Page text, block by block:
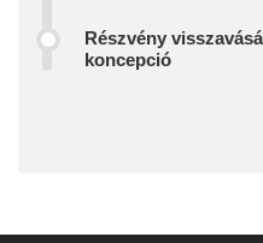
Részvény
koncepció